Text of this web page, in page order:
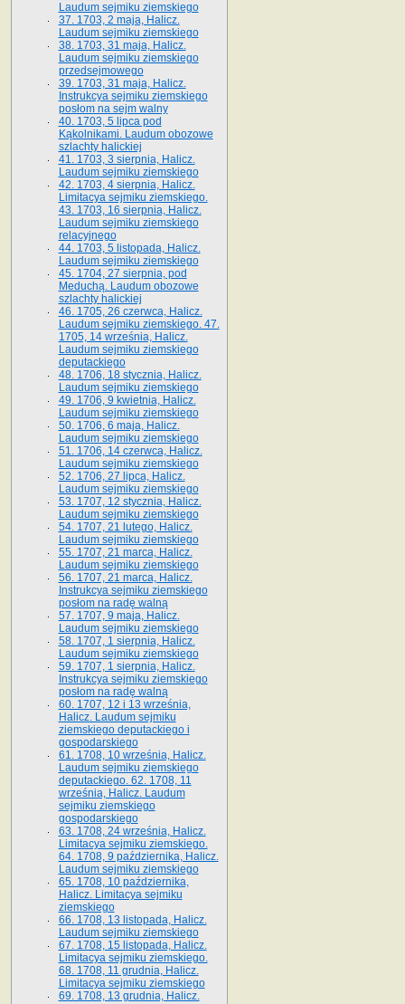
Laudum sejmiku ziemskiego
37. 1703, 2 maja, Halicz.
Laudum sejmiku ziemskiego
38. 1703, 31 maja, Halicz.
Laudum sejmiku ziemskiego
przedsejmowego
39. 1703, 31 maja, Halicz.
Instrukcya sejmiku ziemskiego
posłom na sejm walny
40. 1703, 5 lipca pod
Kąkolnikami. Laudum obozowe
szlachty halickiej
41­. 1703, 3 sierpnia, Halicz.
Laudum sejmiku ziemskiego
42. 1703, 4 sierpnia, Halicz.
Limitacya sejmiku ziemskiego.
43. 1703, 16 sierpnia, Halicz.
Laudum sejmiku ziemskiego
relacyjnego
44. 1703, 5 listopada, Halicz.
Laudum sejmiku ziemskiego
45. 1704, 27 sierpnia, pod
Meduchą. Laudum obozowe
szlachty halickiej
46. 1705, 26 czerwca, Halicz.
Laudum sejmiku ziemskiego. 47.
1705, 14 września, Halicz.
Laudum sejmiku ziemskiego
deputackiego
48. 1706, 18 stycznia, Halicz.
Laudum sejmiku ziemskiego
49. 1706, 9 kwietnia, Halicz.
Laudum sejmiku ziemskiego
50. 1706, 6 maja, Halicz.
Laudum sejmiku ziemskiego
51. 1706, 14 czerwca, Halicz.
Laudum sejmiku ziemskiego
52. 1706, 27 lipca, Halicz.
Laudum sejmiku ziemskiego
53. 1707, 12 stycznia, Halicz.
Laudum sejmiku ziemskiego
54. 1707, 21 lutego, Halicz.
Laudum sejmiku ziemskiego
55. 1707, 21 marca, Halicz.
Laudum sejmiku ziemskiego
56. 1707, 21 marca, Halicz.
Instrukcya sejmiku ziemskiego
posłom na radę walną
57. 1707, 9 maja, Halicz.
Laudum sejmiku ziemskiego
58. 1707, 1 sierpnia, Halicz.
Laudum sejmiku ziemskiego
59. 1707, 1 sierpnia, Halicz.
Instrukcya sejmiku ziemskiego
posłom na radę walną
60. 1707, 12 i 13 września,
Halicz. Laudum sejmiku
ziemskiego deputackiego i
gospodarskiego
61. 1708, 10 września, Halicz.
Laudum sejmiku ziemskiego
deputackiego. 62. 1708, 11
września, Halicz. Laudum
sejmiku ziemskiego
gospodarskiego
63. 1708, 24 września, Halicz.
Limitacya sejmiku ziemskiego.
64. 1708, 9 października, Halicz.
Laudum sejmiku ziemskiego
65­. 1708, 10 października,
Halicz. Limitacya sejmiku
ziemskiego
66. 1708, 13 listopada, Halicz.
Laudum sejmiku ziemskiego
67. 1708, 15 listopada, Halicz.
Limitacya sejmiku ziemskiego.
68. 1708, 11 grudnia, Halicz.
Limitacya sejmiku ziemskiego
69. 1708, 13 grudnia, Halicz.